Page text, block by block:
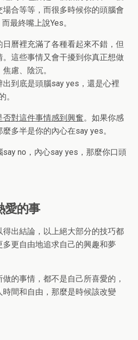
合等等，而很多時候你的頭腦會
最終嘴上說Yes。
曆裡充滿了各種看起來不錯，但
這些事情又會干擾到你真正想做
慮、陰沉。
到底是頭腦say yes，還是心裡
。
否對這件事情感到興奮。如果你感
多半是你的內心在say yes。
no，內心say yes，那麼你口頭
愛的事
出結論，以上絕大部分的技巧都
更自由地追求自己的興趣和夢
的事情，都不是自己所喜愛的，
間和自由，那麼是時候該改變